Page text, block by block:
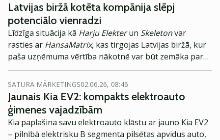
Latvijas biržā kotēta kompānija slēpj
potenciālo vienradzi
Līdzīga situācija kā Harju Elekterun Skeletonvar
rasties ar HansaMatrix, kas tirgojas Latvijas biržā, kur
paša uzņēmuma vērtība nākotnē var būt zemāka par
ieguldījuma vērtību. Taču vietējais investors uz akciju
iegādi raugās skeptiski.
SATURA MĀRKETINGS02.06.26, 08:46
Jaunais Kia EV2: kompakts elektroauto
ģimenes vajadzībām
Kia paplašina savu elektroauto klāstu ar jauno Kia EV2
– pilnībā elektrisku B segmenta pilsētas apvidus auto,